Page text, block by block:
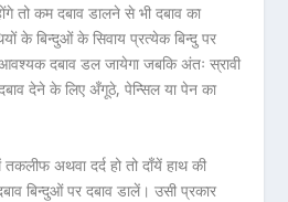
तो कम दबाव डालने से भी दबाव का
के बिन्दुओं के सिवाय प्रत्येक बिन्दु पर
दबाव डल जायेगा जबकि अंतः स्रावी
देने के लिए अँगूठे, पेन्सिल या पेन का
अथवा दर्द हो तो दाँयें हाथ की
बिन्दुओं पर दबाव डालें। उसी प्रकार